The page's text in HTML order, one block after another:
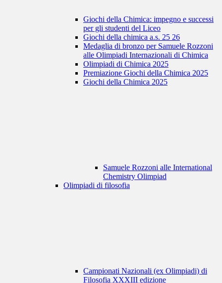
Giochi della Chimica: impegno e successi
per gli studenti del Liceo
Giochi della chimica a.s. 25 26
Medaglia di bronzo per Samuele Rozzoni
alle Olimpiadi Internazionali di Chimica
Olimpiadi di Chimica 2025
Premiazione Giochi della Chimica 2025
Giochi della Chimica 2025
Samuele Rozzoni alle International
Chemistry Olimpiad
Olimpiadi di filosofia
Campionati Nazionali (ex Olimpiadi) di
Filosofia XXXIII edizione